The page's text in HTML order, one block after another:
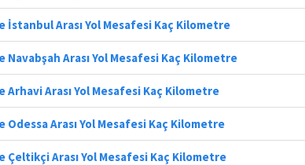
İstanbul Arası Yol Mesafesi Kaç Kilometre
Navabşah Arası Yol Mesafesi Kaç Kilometre
Arhavi Arası Yol Mesafesi Kaç Kilometre
Odessa Arası Yol Mesafesi Kaç Kilometre
Çeltikçi Arası Yol Mesafesi Kaç Kilometre